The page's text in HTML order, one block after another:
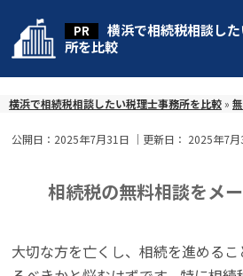
横浜で相続税相談し
所を比較
横浜で相続税相談したい税理士事務所を比較 »
公開日： 2025年7月31日 ｜更新日： 2025年7月
相続税の無料相談をメ
大切な方を亡くし、相続を進める